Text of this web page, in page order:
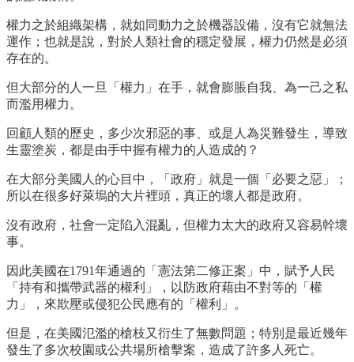
權力之於組織架構，就如同動力之於機器設備，沒有它就無法
運作；也就是說，對於人類社會的穩定發展，權力仍然是必須
存在的。
但大部分的人一旦「權力」在手，就會膨脹自我、為一己之私
而濫用權力。
回顧人類的歷史，多少次邪惡的事、或是人為災難發生，導致
生靈塗炭，都是由手中握有權力的人造成的？
在大部分美國人的心目中，「政府」就是一個「必要之惡」；
所以在很多好萊塢的大片裡頭，真正的壞人都是政府。
沒有政府，社會一定陷入混亂，但權力太大的政府又容易幹壞
事。
因此美國在1791年通過的「憲法第二修正案」中，賦予人民
「持有和攜帶武器的權利」，以防政府藉由不對等的「權
力」，來欺壓或侵犯公民應有的「權利」。
但是，在美國氾濫的槍枝又衍生了無數問題；特別是最近幾年
發生了多次校園或公共場所槍擊案，造成了許多人死亡。